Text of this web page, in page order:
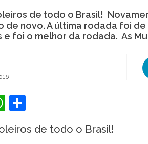
de todo o Brasil!
de novo. A última rodada foi
foi o melhor da rodada. As
WhatsApp
de todo o Brasil!